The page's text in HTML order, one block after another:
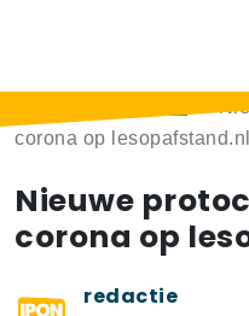
corona op lesopafstand.nl
Nieuwe
corona op
redactie